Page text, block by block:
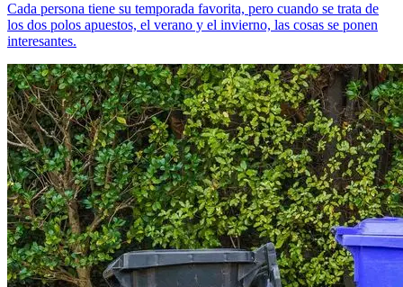
Cada persona tiene su temporada favorita, pero cuando se trata de
los dos polos apuestos, el verano y el invierno, las cosas se ponen
interesantes.